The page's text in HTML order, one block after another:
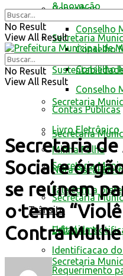
Conselhos
Conselho
Conselho
Conselho
Conselho
Contas Públicas
Livro Eletrônico
Minha Folha
Nota Fiscal
Fale com a
Trânsito
Edital de
Identificacao
Requerimento
& Inovação
Secretaria
Secretaria
Secretaria
Secretaria
Secretaria
Urbanismo
Secretaria
No Result
View All Result
No Result
View All Result
Secretaria de
Social e
se reúnem
o tema
Contra